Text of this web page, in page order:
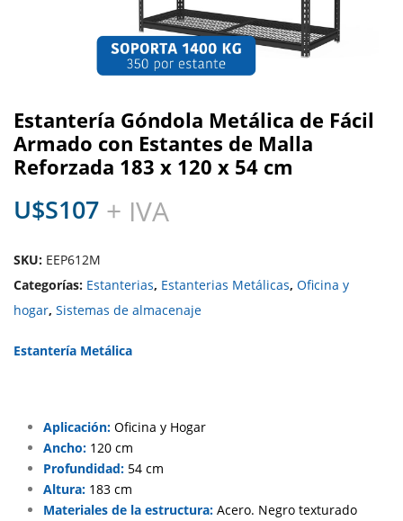
Estantería Góndola Metálica de Fácil
Armado con Estantes de Malla
Reforzada 183 x 120 x 54 cm
U$S107 + IVA
SKU: EEP612M
Categorías: Estanterias, Estanterias Metálicas, Oficina y
hogar, Sistemas de almacenaje
Estantería Metálica
Aplicación:Oficina y Hogar
Ancho:120 cm
Profundidad:54 cm
Altura:183 cm
Materiales de la estructura:Acero. Negro texturado